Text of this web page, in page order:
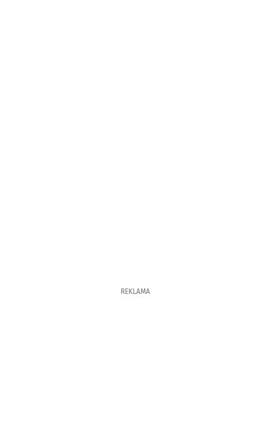
REKLAMA